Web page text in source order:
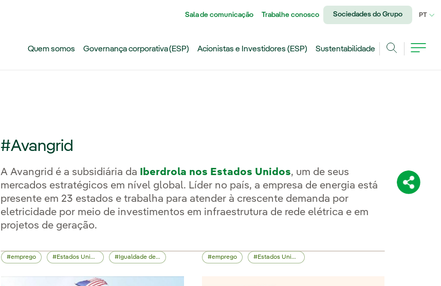
Sala de comunicação Trabalhe conosco Sociedades do Grupo PT
Quem somos Governança corporativa (ESP) Acionistas e Investidores (ESP)
Sustentabilidade
#Avangrid
A Avangrid é a subsidiária da Iberdrola nos Estados Unidos, um de seus
mercados estratégicos em nível global. Líder no país, a empresa de energia está
presente em 23 estados e trabalha para atender à crescente demanda por
eletricidade por meio de investimentos em infraestrutura de rede elétrica e em
projetos de geração.
emprego Estados Unidos Igualdade de oportunidades emprego Estados Unidos